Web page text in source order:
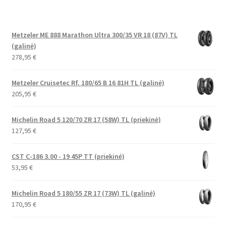
Metzeler ME 888 Marathon Ultra 300/35 VR 18 (87V) TL
(galinė)
278,95 €
Metzeler Cruisetec Rf. 180/65 B 16 81H TL (galinė)
205,95 €
Michelin Road 5 120/70 ZR 17 (58W) TL (priekinė)
127,95 €
CST C-186 3.00 - 19 45P TT (priekinė)
53,95 €
Michelin Road 5 180/55 ZR 17 (73W) TL (galinė)
170,95 €